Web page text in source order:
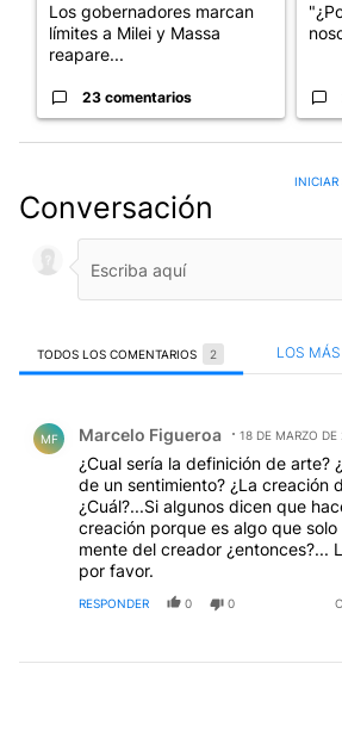
Los gobernadores marcan
límites a Milei y Massa
reapare...
23 comentarios
Conversación
INICIAR
TODOS LOS COMENTARIOS 2 LOS
MF Marcelo Figueroa 18 DE MARZO DE
¿Cual sería la definición de arte?
de un sentimiento? ¿La creación
¿Cuál?...Si algunos dicen que
creación porque es algo que
mente del creador ¿entonces?...
por favor.
RESPONDER 0 0